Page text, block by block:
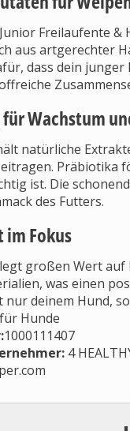
Freilaufente
aus artgerechter
dass dein junger
Wachstum
natürliche
Präbiotika
ist. Die
des Futters.
Fokus
großen Wert
was einen
nur deinem Hund,
Hunde
1000111407
: 4